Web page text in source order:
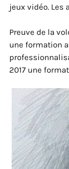
jeux vidéo. Les
Preuve de la
une formation
2017 une